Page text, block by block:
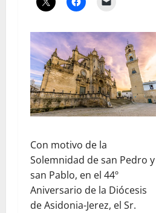
Con motivo de la
Solemnidad de san Pedro y
san Pablo, en el 44º
Aniversario de la Diócesis
de Asidonia-Jerez, el Sr.